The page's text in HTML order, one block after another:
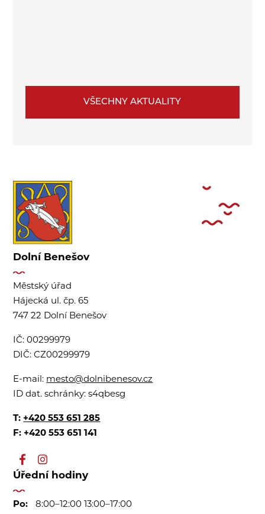
VŠECHNY AKTUALITY
Dolní Benešov
Městský úřad
Hájecká ul. čp. 65
747 22 Dolní Benešov
IČ:00299979
DIČ:CZ00299979
E-mail: mesto@dolnibenesov.cz
ID dat. schránky:s4qbesg
T: +420 553 651 285
F: +420 553 651 141
Úřední hodiny
Po:
8:00–12:00 13:00–17:00